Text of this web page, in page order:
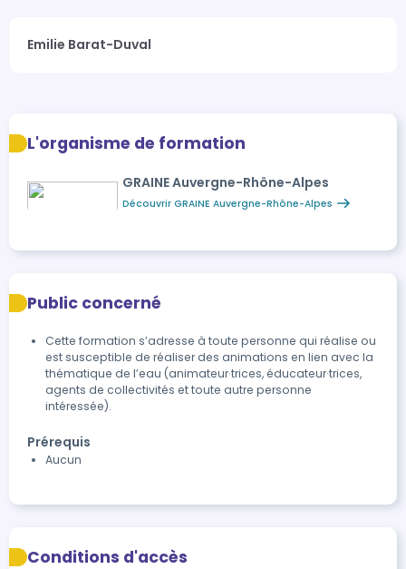
Emilie Barat-Duval
L'organisme de formation
GRAINE Auvergne-Rhône-Alpes
Découvrir GRAINE Auvergne-Rhône-Alpes
Public concerné
Cette formation s’adresse à toute personne qui réalise ou
est susceptible de réaliser des animations en lien avec la
thématique de l’eau (animateur·trices, éducateur·trices,
agents de collectivités et toute autre personne
intéressée).
Prérequis
Aucun
Conditions d'accès